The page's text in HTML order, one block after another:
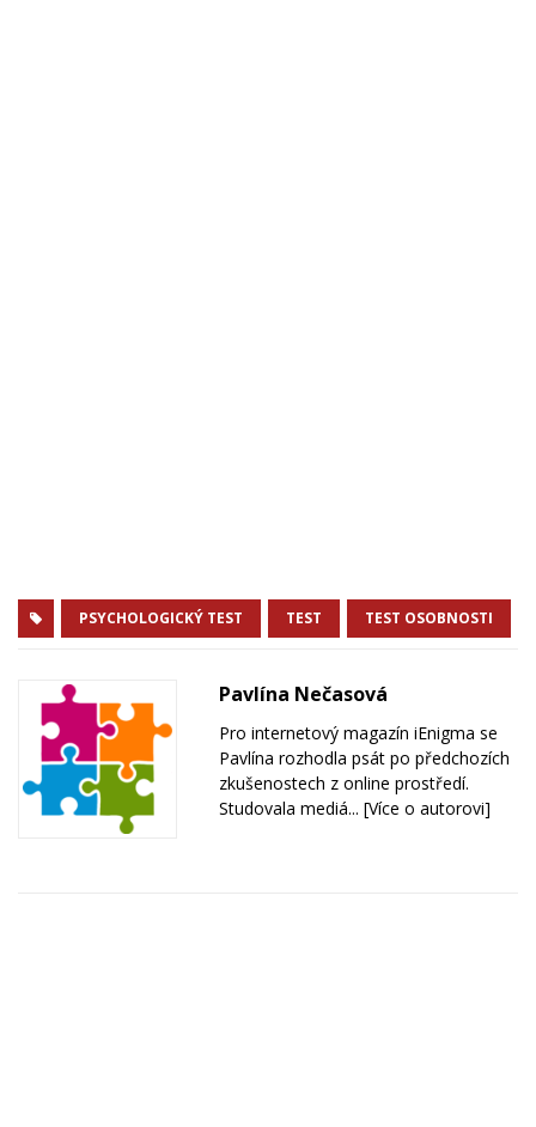
PSYCHOLOGICKÝ TEST TEST TEST OSOBNOSTI
Pavlína Nečasová
Pro internetový magazín iEnigma se
Pavlína rozhodla psát po předchozích
zkušenostech z online prostředí.
Studovala mediá... [Více o autorovi]